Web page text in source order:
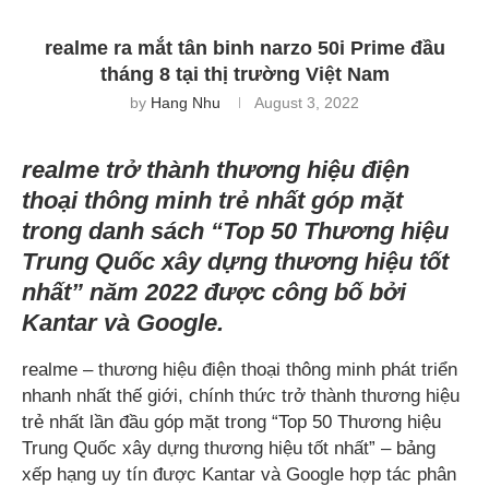
realme ra mắt tân binh narzo 50i Prime đầu
tháng 8 tại thị trường Việt Nam
by Hang Nhu August 3, 2022
realme trở thành thương hiệu điện
thoại thông minh trẻ nhất góp mặt
trong danh sách “Top 50 Thương hiệu
Trung Quốc xây dựng thương hiệu tốt
nhất” năm 2022 được công bố bởi
Kantar và Google.
realme – thương hiệu điện thoại thông minh phát triển
nhanh nhất thế giới, chính thức trở thành thương hiệu
trẻ nhất lần đầu góp mặt trong “Top 50 Thương hiệu
Trung Quốc xây dựng thương hiệu tốt nhất” – bảng
xếp hạng uy tín được Kantar và Google hợp tác phân